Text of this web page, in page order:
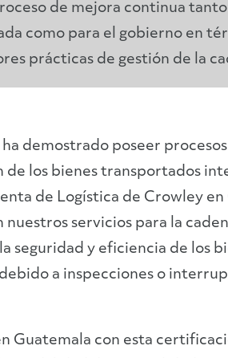
de mejora continua
como para el gobierno en
prácticas de gestión de la
demostrado poseer
los bienes transportados
de Logística de Crowley
nuestros servicios para la
seguridad y eficiencia de los
a inspecciones o
Guatemala con esta